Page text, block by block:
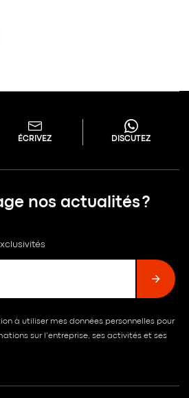
ÉCRIVEZ DISCUTEZ
nos actualités ?
à utiliser mes données personnelles pour
sur l’entreprise, ses activités et ses